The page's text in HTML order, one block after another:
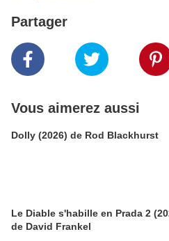
Partager
Vous aimerez aussi
Dolly (2026) de Rod Blackhurst
Le Diable s'habille en Prada 2
de David Frankel